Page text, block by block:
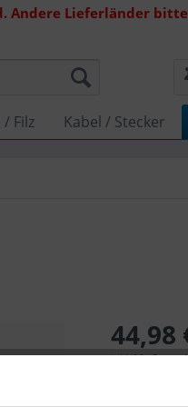
Andere Lieferländer
Filz Kabel / Stecker
44,98
inkl. MwSt.
Lieferzeit